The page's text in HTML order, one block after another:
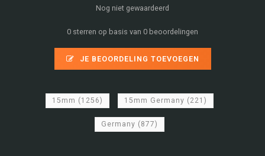
Nog niet gewaardeerd
0 sterren op basis van 0 beoordelingen
JE BEOORDELING TOEVOEGEN
15mm (1256) 15mm Germany (221)
Germany (877)